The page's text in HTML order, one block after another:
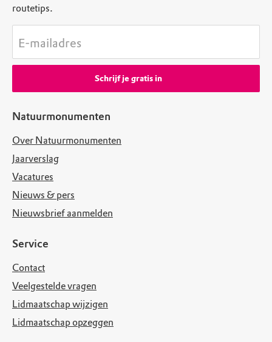
Natuurmonumenten
Over Natuurmonumenten
Jaarverslag
Vacatures
Nieuws & pers
Nieuwsbrief aanmelden
Service
Contact
Veelgestelde vragen
Lidmaatschap wijzigen
Lidmaatschap opzeggen
routetips.
E-mailadres
Schrijf je gratis in